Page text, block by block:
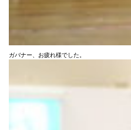
ガバナー、お疲れ様でした。